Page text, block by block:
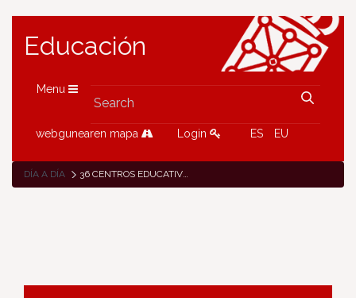
Educación
Menu
webgunearen mapa Login ES EU
DÍA A DÍA 36 CENTROS EDUCATIVOS PÚBLICOS NAVARROS RECIBEN RECONOCIMIENTOS POR SUS SISTEMAS DE GESTIÓN DE LA CALIDAD